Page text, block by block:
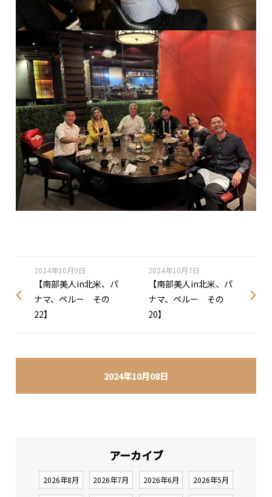
2024年10月08日
2024年10月9日
【南部美人in北米、パ
ナマ、ペルー その
22】
2024年10月7日
【南部美人in北米、パ
ナマ、ペルー その
20】
アーカイブ
2026年8月 2026年7月 2026年6月 2026年5月